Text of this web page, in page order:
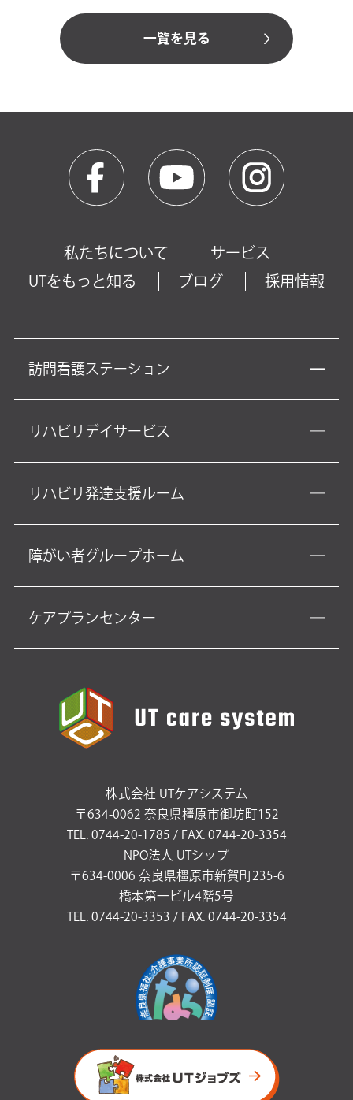
一覧を見る
私たちについて
サービス
UTをもっと知る
ブログ 採用情報
訪問看護ステーション
リハビリデイサービス
リハビリ発達支援ルーム
障がい者グループホーム
ケアプランセンター
株式会社 UTケアシステム
〒634-0062 奈良県橿原市御坊町152
TEL. 0744-20-1785 / FAX. 0744-20-3354
NPO法人 UTシップ
〒634-0006 奈良県橿原市新賀町235-6
橋本第一ビル4階5号
TEL. 0744-20-3353 / FAX. 0744-20-3354